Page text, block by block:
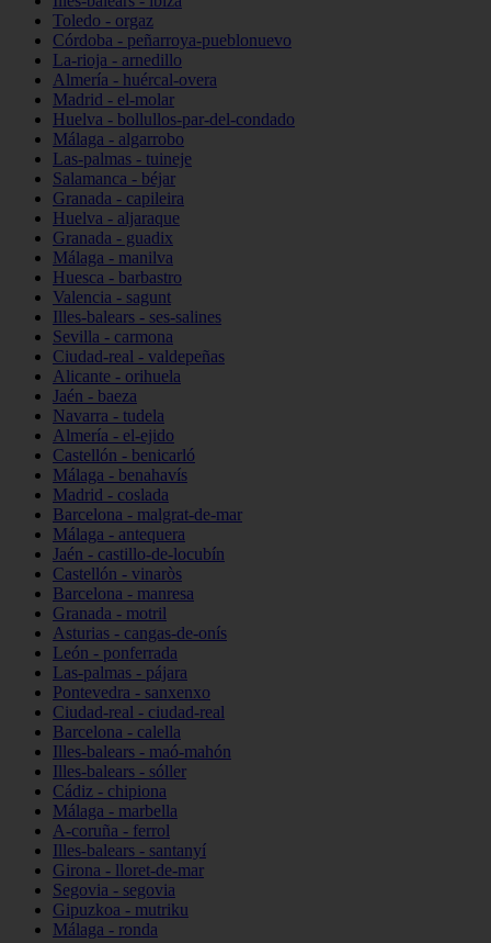
Toledo - orgaz
Córdoba - peñarroya-pueblonuevo
La-rioja - arnedillo
Almería - huércal-overa
Madrid - el-molar
Huelva - bollullos-par-del-condado
Málaga - algarrobo
Las-palmas - tuineje
Salamanca - béjar
Granada - capileira
Huelva - aljaraque
Granada - guadix
Málaga - manilva
Huesca - barbastro
Valencia - sagunt
Illes-balears - ses-salines
Sevilla - carmona
Ciudad-real - valdepeñas
Alicante - orihuela
Jaén - baeza
Navarra - tudela
Almería - el-ejido
Castellón - benicarló
Málaga - benahavís
Madrid - coslada
Barcelona - malgrat-de-mar
Málaga - antequera
Jaén - castillo-de-locubín
Castellón - vinaròs
Barcelona - manresa
Granada - motril
Asturias - cangas-de-onís
León - ponferrada
Las-palmas - pájara
Pontevedra - sanxenxo
Ciudad-real - ciudad-real
Barcelona - calella
Illes-balears - maó-mahón
Illes-balears - sóller
Cádiz - chipiona
Málaga - marbella
A-coruña - ferrol
Illes-balears - santanyí
Girona - lloret-de-mar
Segovia - segovia
Gipuzkoa - mutriku
Málaga - ronda